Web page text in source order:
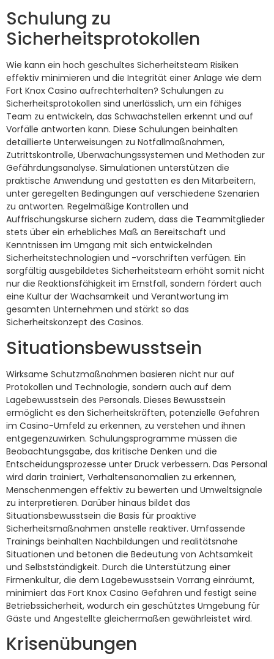
Schulung zu
Sicherheitsprotokollen
Wie kann ein hoch geschultes Sicherheitsteam Risiken
effektiv minimieren und die Integrität einer Anlage wie dem
Fort Knox Casino aufrechterhalten? Schulungen zu
Sicherheitsprotokollen sind unerlässlich, um ein fähiges
Team zu entwickeln, das Schwachstellen erkennt und auf
Vorfälle antworten kann. Diese Schulungen beinhalten
detaillierte Unterweisungen zu Notfallmaßnahmen,
Zutrittskontrolle, Überwachungssystemen und Methoden zur
Gefährdungsanalyse. Simulationen unterstützen die
praktische Anwendung und gestatten es den Mitarbeitern,
unter geregelten Bedingungen auf verschiedene Szenarien
zu antworten. Regelmäßige Kontrollen und
Auffrischungskurse sichern zudem, dass die Teammitglieder
stets über ein erhebliches Maß an Bereitschaft und
Kenntnissen im Umgang mit sich entwickelnden
Sicherheitstechnologien und -vorschriften verfügen. Ein
sorgfältig ausgebildetes Sicherheitsteam erhöht somit nicht
nur die Reaktionsfähigkeit im Ernstfall, sondern fördert auch
eine Kultur der Wachsamkeit und Verantwortung im
gesamten Unternehmen und stärkt so das
Sicherheitskonzept des Casinos.
Situationsbewusstsein
Wirksame Schutzmaßnahmen basieren nicht nur auf
Protokollen und Technologie, sondern auch auf dem
Lagebewusstsein des Personals. Dieses Bewusstsein
ermöglicht es den Sicherheitskräften, potenzielle Gefahren
im Casino-Umfeld zu erkennen, zu verstehen und ihnen
entgegenzuwirken. Schulungsprogramme müssen die
Beobachtungsgabe, das kritische Denken und die
Entscheidungsprozesse unter Druck verbessern. Das Personal
wird darin trainiert, Verhaltensanomalien zu erkennen,
Menschenmengen effektiv zu bewerten und Umweltsignale
zu interpretieren. Darüber hinaus bildet das
Situationsbewusstsein die Basis für proaktive
Sicherheitsmaßnahmen anstelle reaktiver. Umfassende
Trainings beinhalten Nachbildungen und realitätsnahe
Situationen und betonen die Bedeutung von Achtsamkeit
und Selbstständigkeit. Durch die Unterstützung einer
Firmenkultur, die dem Lagebewusstsein Vorrang einräumt,
minimiert das Fort Knox Casino Gefahren und festigt seine
Betriebssicherheit, wodurch ein geschütztes Umgebung für
Gäste und Angestellte gleichermaßen gewährleistet wird.
Krisenübungen